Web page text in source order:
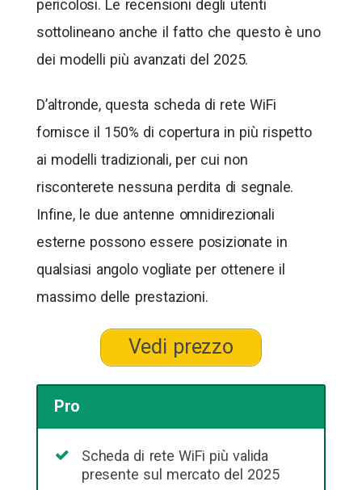
pericolosi. Le recensioni degli utenti
sottolineano anche il fatto che questo è uno
dei modelli più avanzati del 2025.
D’altronde, questa scheda di rete WiFi
fornisce il 150% di copertura in più rispetto
ai modelli tradizionali, per cui non
risconterete nessuna perdita di segnale.
Infine, le due antenne omnidirezionali
esterne possono essere posizionate in
qualsiasi angolo vogliate per ottenere il
massimo delle prestazioni.
Vedi prezzo
Pro
Scheda di rete WiFi più valida
presente sul mercato del 2025